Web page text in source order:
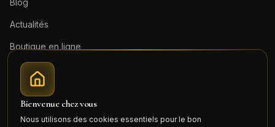
Blog
Actualités
Boutique en ligne
Contact
Mentions légales
Bienvenue chez vous
Nous utilisons des cookies essentiels pour le bon